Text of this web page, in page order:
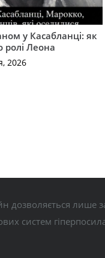
у Касабланці: як
Леона
2026
дозволяється лише
систем